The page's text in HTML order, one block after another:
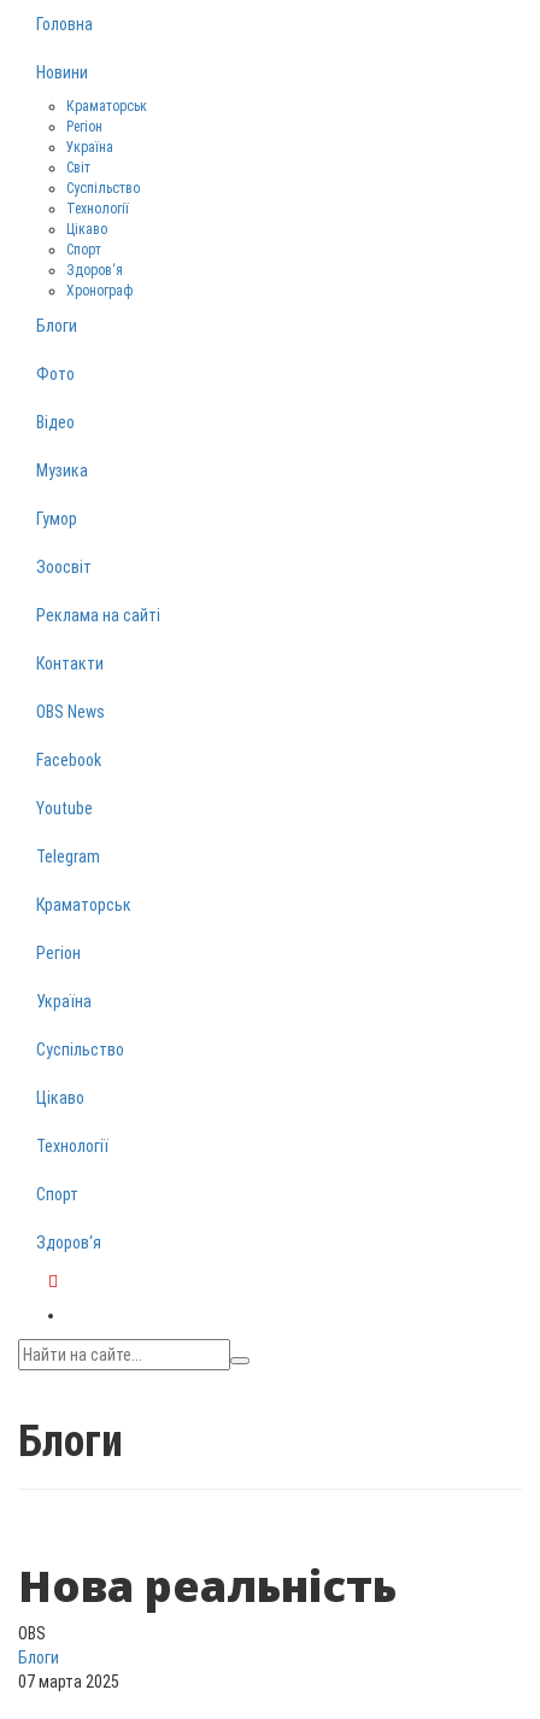
Головна
Новини
Краматорськ
Регіон
Україна
Світ
Суспільство
Технології
Цікаво
Спорт
Здоров‘я
Хронограф
Блоги
Фото
Відео
Музика
Гумор
Зоосвіт
Реклама на сайті
Контакти
OBS News
Facebook
Youtube
Telegram
Краматорськ
Регіон
Україна
Суспільство
Цікаво
Технології
Спорт
Здоров‘я
Блоги
Нова реальність
OBS
Блоги
07 марта 2025